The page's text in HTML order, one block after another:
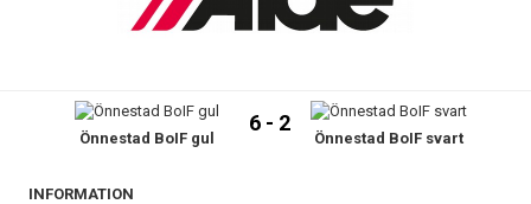
BILDGALLERI
Önnestad BoIF gul
6 - 2
Önnestad BoIF svart
INFORMATION